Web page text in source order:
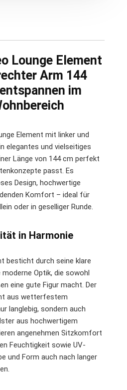
Lounge Element
Arm 144
im
Element mit linker und
elegantes und vielseitiges
Länge von 144 cm perfekt
passt. Es
Design, hochwertige
Komfort – ideal für
oder in geselliger Runde.
in Harmonie
besticht durch seine klare
Optik, die sowohl
eine gute Figur macht. Der
aus wetterfestem
langlebig, sondern auch
aus hochwertigem
angenehmen Sitzkomfort
Feuchtigkeit sowie UV-
und Form auch nach langer